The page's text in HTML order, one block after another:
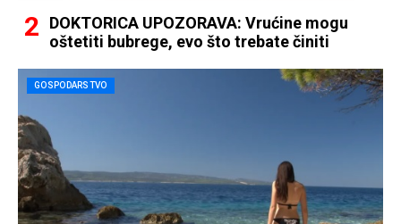
DOKTORICA UPOZORAVA: Vrućine mogu
oštetiti bubrege, evo što trebate činiti
GOSPODARSTVO